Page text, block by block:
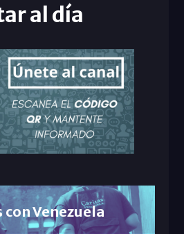
al día
con Venezuela